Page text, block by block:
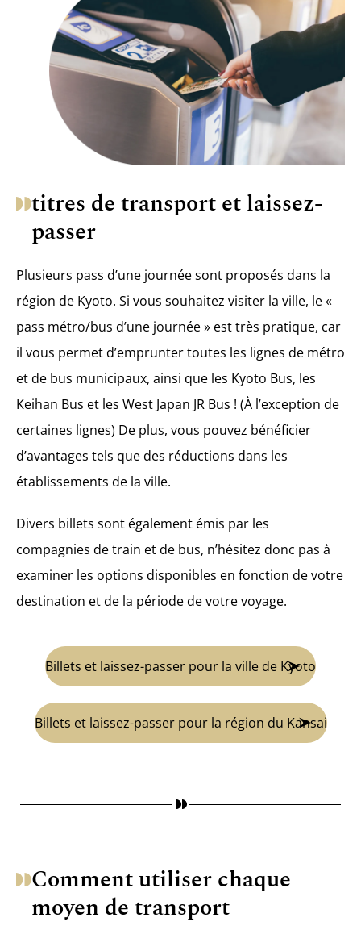
titres de transport et laissez-
passer
Plusieurs pass d’une journée sont proposés dans la
région de Kyoto. Si vous souhaitez visiter la ville, le «
pass métro/bus d’une journée » est très pratique, car
il vous permet d’emprunter toutes les lignes de métro
et de bus municipaux, ainsi que les Kyoto Bus, les
Keihan Bus et les West Japan JR Bus ! (À l’exception de
certaines lignes) De plus, vous pouvez bénéficier
d’avantages tels que des réductions dans les
établissements de la ville.
Divers billets sont également émis par les
compagnies de train et de bus, n’hésitez donc pas à
examiner les options disponibles en fonction de votre
destination et de la période de votre voyage.
Billets et laissez-passer pour la ville de Kyoto
Billets et laissez-passer pour la région du Kansai
Comment utiliser chaque
moyen de transport